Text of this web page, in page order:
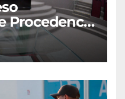
Procedencia